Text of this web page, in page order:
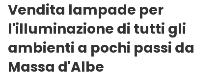
Vendita lampade per
l'illuminazione di tutti gli
ambienti a pochi passi da
Massa d'Albe